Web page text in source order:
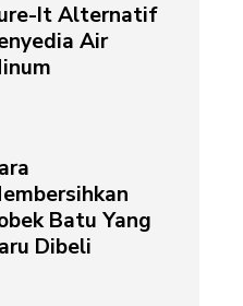
It Alternatif
Air
Batu Yang
Dibeli